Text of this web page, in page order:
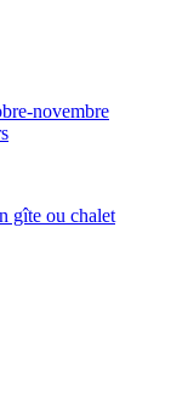
novembre
gîte ou chalet